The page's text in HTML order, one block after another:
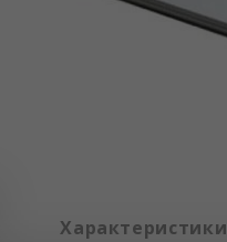
Характеристики